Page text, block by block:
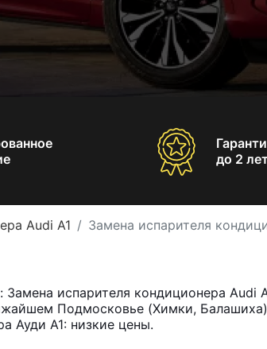
до 2
Audi A1 Замена испарителя
испарителя кондиционера Audi
Подмосковье (Химки,
Ауди А1: низкие цены.